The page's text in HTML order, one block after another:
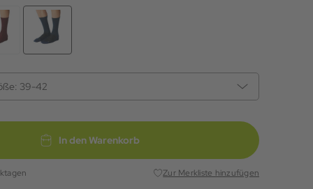
39-42
In den Warenkorb
Zur Merkliste hinzufügen